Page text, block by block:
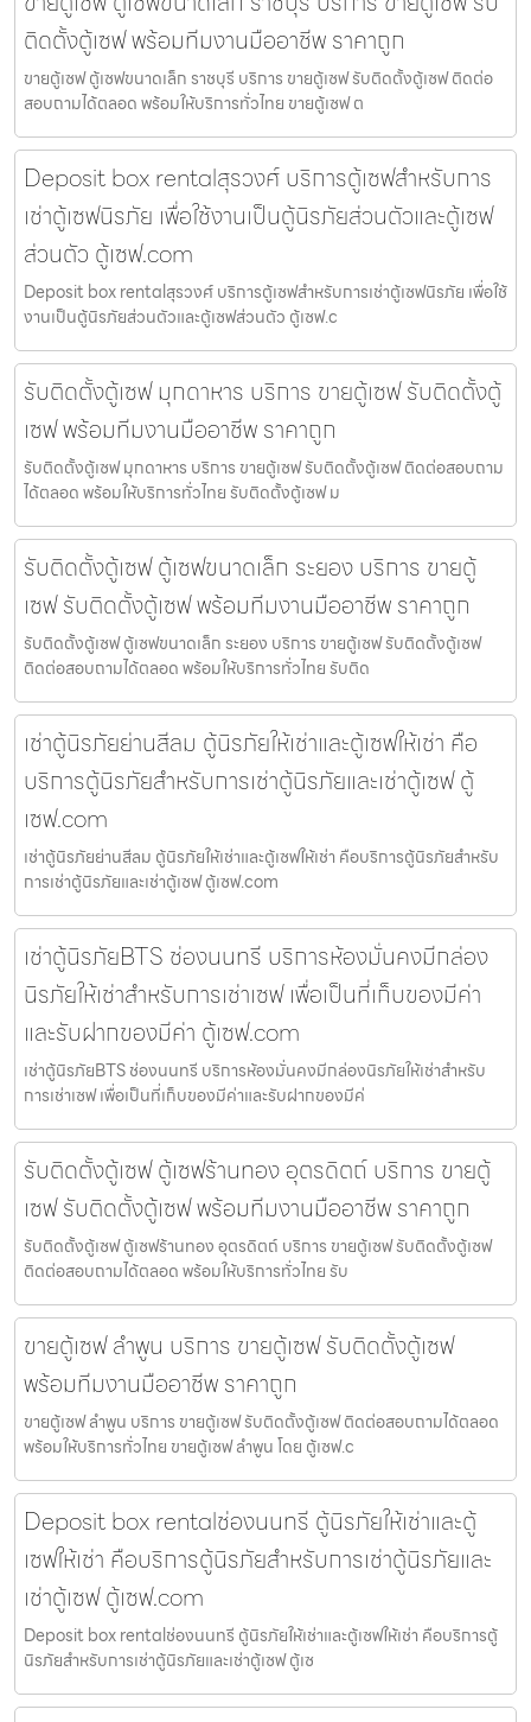
ติดตั้งตู้เซฟ พร้อมทีมงานมืออาชีพ ราคาถูก
ขายตู้เซฟ ตู้เซฟขนาดเล็ก ราชบุรี บริการ ขายตู้เซฟ รับติดตั้งตู้เซฟ ติดต่อ
สอบถามได้ตลอด พร้อมให้บริการทั่วไทย ขายตู้เซฟ ต
Deposit box rentalสุรวงศ์ บริการตู้เซฟสำหรับการ
เช่าตู้เซฟนิรภัย เพื่อใช้งานเป็นตู้นิรภัยส่วนตัวและตู้เซฟ
ส่วนตัว ตู้เซฟ.com
Deposit box rentalสุรวงศ์ บริการตู้เซฟสำหรับการเช่าตู้เซฟนิรภัย เพื่อใช้
งานเป็นตู้นิรภัยส่วนตัวและตู้เซฟส่วนตัว ตู้เซฟ.c
รับติดตั้งตู้เซฟ มุกดาหาร บริการ ขายตู้เซฟ รับติดตั้งตู้
เซฟ พร้อมทีมงานมืออาชีพ ราคาถูก
รับติดตั้งตู้เซฟ มุกดาหาร บริการ ขายตู้เซฟ รับติดตั้งตู้เซฟ ติดต่อสอบถาม
ได้ตลอด พร้อมให้บริการทั่วไทย รับติดตั้งตู้เซฟ ม
รับติดตั้งตู้เซฟ ตู้เซฟขนาดเล็ก ระยอง บริการ ขายตู้
เซฟ รับติดตั้งตู้เซฟ พร้อมทีมงานมืออาชีพ ราคาถูก
รับติดตั้งตู้เซฟ ตู้เซฟขนาดเล็ก ระยอง บริการ ขายตู้เซฟ รับติดตั้งตู้เซฟ
ติดต่อสอบถามได้ตลอด พร้อมให้บริการทั่วไทย รับติด
เช่าตู้นิรภัยย่านสีลม ตู้นิรภัยให้เช่าและตู้เซฟให้เช่า คือ
บริการตู้นิรภัยสำหรับการเช่าตู้นิรภัยและเช่าตู้เซฟ ตู้
เซฟ.com
เช่าตู้นิรภัยย่านสีลม ตู้นิรภัยให้เช่าและตู้เซฟให้เช่า คือบริการตู้นิรภัยสำหรับ
การเช่าตู้นิรภัยและเช่าตู้เซฟ ตู้เซฟ.com
เช่าตู้นิรภัยBTS ช่องนนทรี บริการห้องมั่นคงมีกล่อง
นิรภัยให้เช่าสำหรับการเช่าเซฟ เพื่อเป็นที่เก็บของมีค่า
และรับฝากของมีค่า ตู้เซฟ.com
เช่าตู้นิรภัยBTS ช่องนนทรี บริการห้องมั่นคงมีกล่องนิรภัยให้เช่าสำหรับ
การเช่าเซฟ เพื่อเป็นที่เก็บของมีค่าและรับฝากของมีค่
รับติดตั้งตู้เซฟ ตู้เซฟร้านทอง อุตรดิตถ์ บริการ ขายตู้
เซฟ รับติดตั้งตู้เซฟ พร้อมทีมงานมืออาชีพ ราคาถูก
รับติดตั้งตู้เซฟ ตู้เซฟร้านทอง อุตรดิตถ์ บริการ ขายตู้เซฟ รับติดตั้งตู้เซฟ
ติดต่อสอบถามได้ตลอด พร้อมให้บริการทั่วไทย รับ
ขายตู้เซฟ ลำพูน บริการ ขายตู้เซฟ รับติดตั้งตู้เซฟ
พร้อมทีมงานมืออาชีพ ราคาถูก
ขายตู้เซฟ ลำพูน บริการ ขายตู้เซฟ รับติดตั้งตู้เซฟ ติดต่อสอบถามได้ตลอด
พร้อมให้บริการทั่วไทย ขายตู้เซฟ ลำพูน โดย ตู้เซฟ.c
Deposit box rentalช่องนนทรี ตู้นิรภัยให้เช่าและตู้
เซฟให้เช่า คือบริการตู้นิรภัยสำหรับการเช่าตู้นิรภัยและ
เช่าตู้เซฟ ตู้เซฟ.com
Deposit box rentalช่องนนทรี ตู้นิรภัยให้เช่าและตู้เซฟให้เช่า คือบริการตู้
นิรภัยสำหรับการเช่าตู้นิรภัยและเช่าตู้เซฟ ตู้เซ